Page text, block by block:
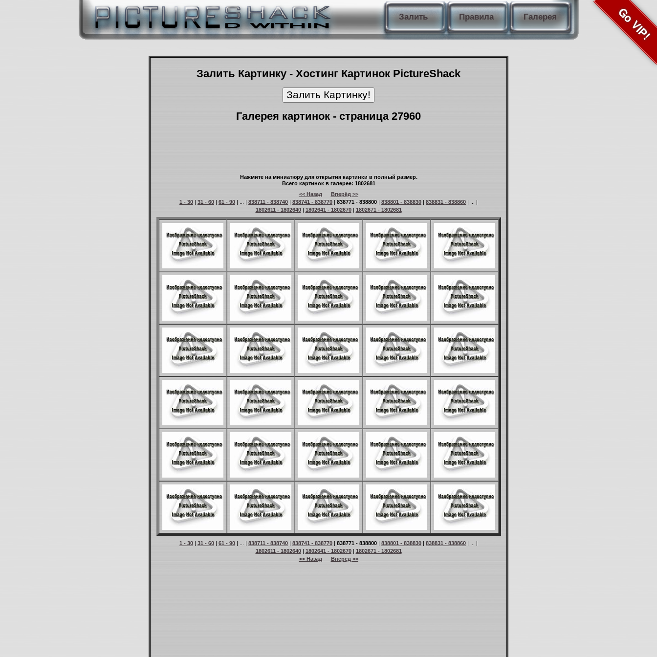
Залить Правила Галерея Go VIP!
Залить Картинку - Хостинг Картинок PictureShack
Галерея картинок - страница 27960
Нажмите на миниатюру для открытия картинки в полный размер.
Всего картинок в галерее: 1802681
<< Назад
Вперёд >>
1 - 30 | 31 - 60 | 61 - 90 | ... | 838711 - 838740 | 838741 - 838770 | 838771 - 838800 | 838801 - 838830 | 838831 - 838860 | ... |
1802611 - 1802640| 1802641 - 1802670| 1802671 - 1802681
1 - 30 | 31 - 60 | 61 - 90 | ... | 838711 - 838740 | 838741 - 838770 | 838771 - 838800 | 838801 - 838830 | 838831 - 838860 | ... |
1802611 - 1802640| 1802641 - 1802670| 1802671 - 1802681
<< Назад
Вперёд >>